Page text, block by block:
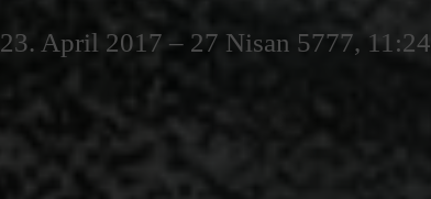
23. April 2017 – 27 Nisan 5777, 11:24